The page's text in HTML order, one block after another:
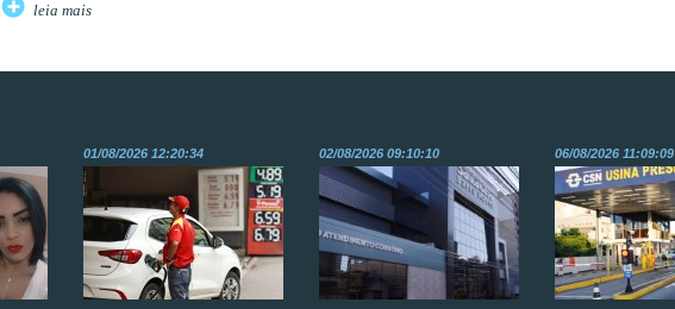
leia mais
01/08/2026 12:20:34 02/08/2026 09:10:10 06/08/2026 11:09:09